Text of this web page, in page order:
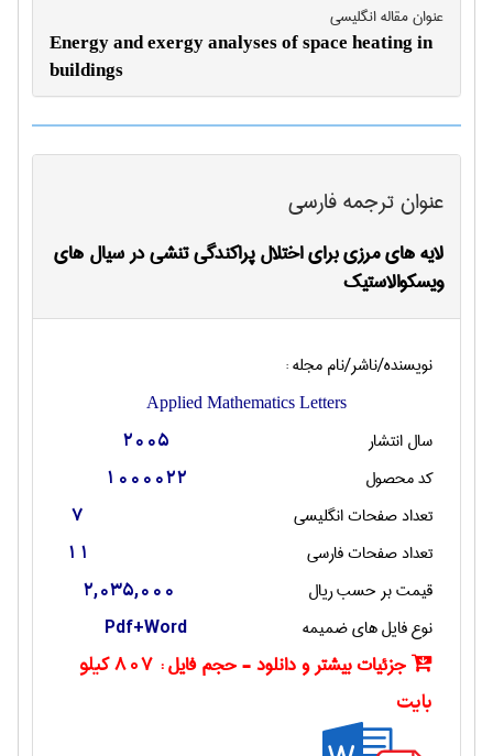
عنوان مقاله انگليسی
Energy and exergy analyses of space heating in
buildings
عنوان ترجمه فارسی
لایه های مرزی برای اختلال پراکندگی تنشی در سیال های
ویسکوالاستیک
نویسنده/ناشر/نام مجله :
Applied Mathematics Letters
سال انتشار 2005
کد محصول 1000022
تعداد صفحات انگليسی 7
تعداد صفحات فارسی 11
قیمت بر حسب ریال 2,035,000
نوع فایل های ضمیمه Pdf+Word
جزئیات بیشتر و دانلود - حجم فایل :
807 کیلو
بایت